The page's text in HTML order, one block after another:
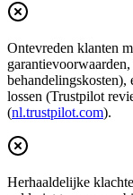
Ontevreden klanten
lossen (Trustpilot
(nl.trustpilot.com).
Herhaaldelijke